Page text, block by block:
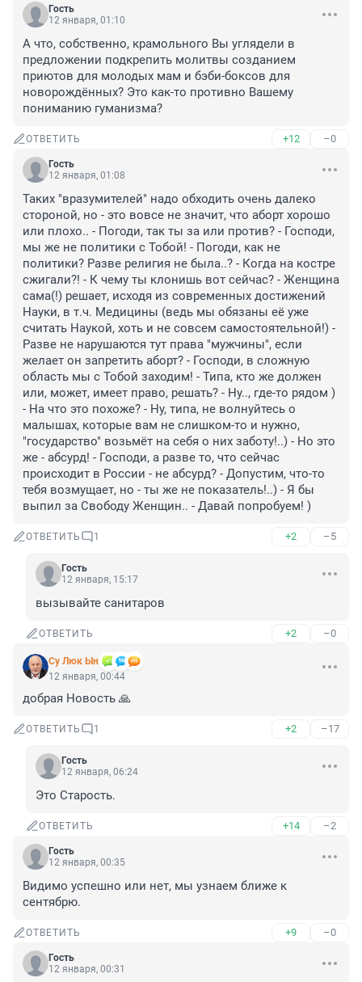
Гость
12 января, 01:10
А что, собственно, крамольного Вы углядели в
предложении подкрепить молитвы созданием
приютов для молодых мам и бэби-боксов для
новорождённых? Это как-то противно Вашему
пониманию гуманизма?
ОТВЕТИТЬ +12 –0
Гость
12 января, 01:08
Таких "вразумителей" надо обходить очень далеко
стороной, но - это вовсе не значит, что аборт хорошо
или плохо.. - Погоди, так ты за или против? - Господи,
мы же не политики с Тобой! - Погоди, как не
политики? Разве религия не была..? - Когда на костре
сжигали?! - К чему ты клонишь вот сейчас? - Женщина
сама(!) решает, исходя из современных достижений
Науки, в т.ч. Медицины (ведь мы обязаны её уже
считать Наукой, хоть и не совсем самостоятельной!) -
Разве не нарушаются тут права "мужчины", если
желает он запретить аборт? - Господи, в сложную
область мы с Тобой заходим! - Типа, кто же должен
или, может, имеет право, решать? - Ну.., где-то рядом )
- На что это похоже? - Ну, типа, не волнуйтесь о
малышах, которые вам не слишком-то и нужно,
"государство" возьмёт на себя о них заботу!..) - Но это
же - абсурд! - Господи, а разве то, что сейчас
происходит в России - не абсурд? - Допустим, что-то
тебя возмущает, но - ты же не показатель!..) - Я бы
выпил за Свободу Женщин.. - Давай попробуем! )
ОТВЕТИТЬ 1 +2 –5
Гость
12 января, 15:17
вызывайте санитаров
ОТВЕТИТЬ +2 –0
Су Люк Ын
12 января, 00:44
добрая Новость 🙏
ОТВЕТИТЬ 1 +2 –17
Гость
12 января, 06:24
Это Старость.
ОТВЕТИТЬ +14 –2
Гость
12 января, 00:35
Видимо успешно или нет, мы узнаем ближе к
сентябрю.
ОТВЕТИТЬ +9 –0
Гость
12 января, 00:31